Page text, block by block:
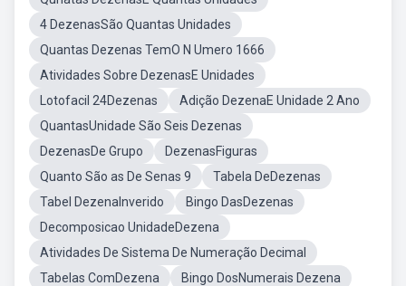
4 DezenasSão Quantas Unidades
Quantas Dezenas TemO N Umero 1666
Atividades Sobre DezenasE Unidades
Lotofacil 24Dezenas
Adição DezenaE Unidade 2 Ano
QuantasUnidade São Seis Dezenas
DezenasDe Grupo
DezenasFiguras
Quanto São as De Senas 9
Tabela DeDezenas
Tabel DezenaInverido
Bingo DasDezenas
Decomposicao UnidadeDezena
Atividades De Sistema De Numeração Decimal
Tabelas ComDezena
Bingo DosNumerais Dezena